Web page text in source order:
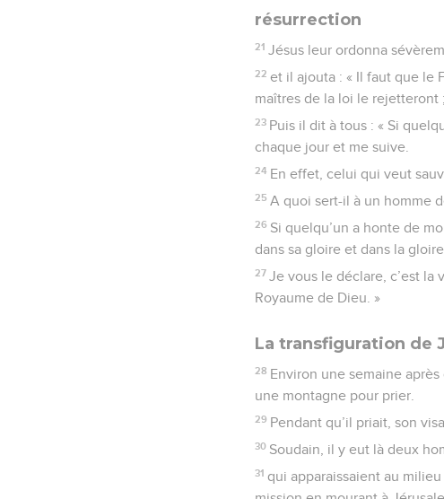
résurrection
21 Jésus leur ordonna
22 et il ajouta : « Il faut que le
maîtres de la loi le rejetteront
23 Puis il dit à tous : « Si
chaque jour et me suive.
24 En effet, celui qui veut
25 A quoi sert-il à un homme
26 Si quelqu’un a honte de
dans sa gloire et dans la
27 Je vous le déclare, c’est la
Royaume de Dieu. »
La transfiguration de
28 Environ une semaine
une montagne pour prier.
29 Pendant qu’il priait, son
30 Soudain, il y eut là deux
31 qui apparaissaient au